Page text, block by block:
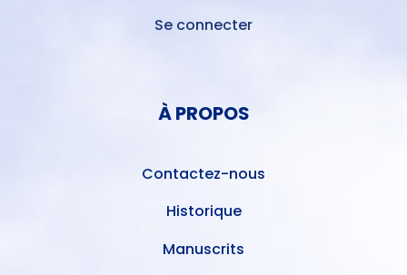
Se connecter
À PROPOS
Contactez-nous
Historique
Manuscrits